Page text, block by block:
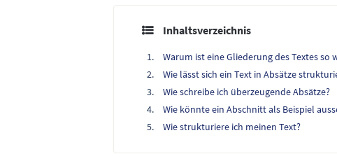
Inhaltsverzeichnis
Warum ist eine Gliederung des Textes so
Wie lässt sich ein Text in Absätze
Wie schreibe ich überzeugende Absätze?
Wie könnte ein Abschnitt als Beispiel
Wie strukturiere ich meinen Text?